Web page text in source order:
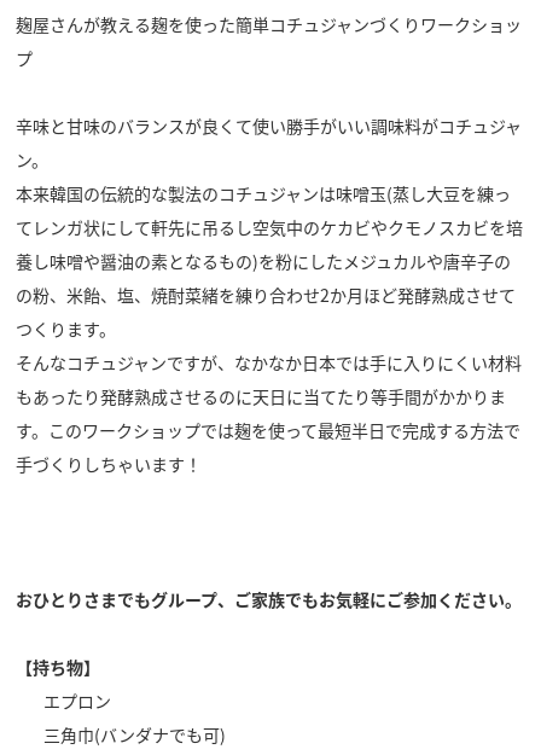
麹屋さんが教える麹を使った簡単コチュジャンづくりワークショッ
プ
辛味と甘味のバランスが良くて使い勝手がいい調味料がコチュジャ
ン。
本来韓国の伝統的な製法のコチュジャンは味噌玉(蒸し大豆を練っ
てレンガ状にして軒先に吊るし空気中のケカビやクモノスカビを培
養し味噌や醤油の素となるもの)を粉にしたメジュカルや唐辛子の
の粉、米飴、塩、焼酎菜緒を練り合わせ2か月ほど発酵熟成させて
つくります。
そんなコチュジャンですが、なかなか日本では手に入りにくい材料
もあったり発酵熟成させるのに天日に当てたり等手間がかかりま
す。このワークショップでは麹を使って最短半日で完成する方法で
手づくりしちゃいます！
おひとりさまでもグループ、ご家族でもお気軽にご参加ください。
【持ち物】
エプロン
三角巾(バンダナでも可)